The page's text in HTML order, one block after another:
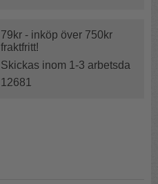
79kr - inköp över 750kr
fraktfritt!
Skickas inom 1-3 arbetsda
12681